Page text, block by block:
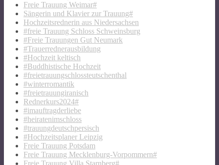
Freie Trauung Weimar#
Sängerin und Klavier zur Trauung#
Hochzeitsrednerin aus Niedersachsen
#freie Trauung Schloss Schweinsburg
#Freie Trauungen Gut Neumark
#Trauerrednerausbildung
#Hochzeit keltisch
#Buddhistische Hochzeit
#freietrauungschlossteutschenthal
#winterromantik
#freietrauungiranisch
Rednerkurs2024#
#imauftragderliebe
#heiratenimschloss
#trauungdeutschpersisch
#Hochzeitsplaner Leipzig
Freie Trauung Potsdam
Freie Trauung Mecklenburg-Vorpommern#
Freie Trauung Villa Starnberg#